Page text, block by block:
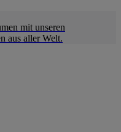
mit unseren
aus aller Welt.